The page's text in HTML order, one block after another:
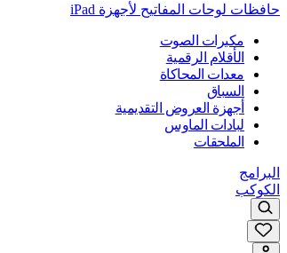
حافظات لوحات المفاتيح لأجهزة ‏iPad
مكبرات الصوت
الأقلام الرقمية
معدات المحاكاة
السباق
أجهزة العروض التقديمية
لبادات الماوس
الملحقات
البرامج
الكوكب